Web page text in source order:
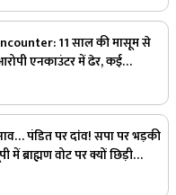
11 साल की मासूम से
एनकाउंटर में ढेर, कई
पंडित पर दांव! सपा पर भड़की
में ब्राह्मण वोट पर क्यों छिड़ी